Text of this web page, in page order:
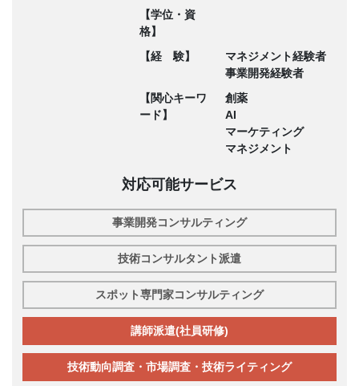
【学位・資
格】
【経 験】
マネジメント経験者
事業開発経験者
【関心キーワ
ード】
創薬
AI
マーケティング
マネジメント
対応可能サービス
事業開発コンサルティング
技術コンサルタント派遣
スポット専門家コンサルティング
講師派遣(社員研修)
技術動向調査・市場調査・技術ライティング